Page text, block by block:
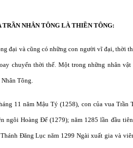
TRẦN NHÂN TÔNG LÀ THIỀN TÔNG:
đại và cũng có những con người vĩ đại, thời
chuyển thời thế. Một trong những nhân
Tông.
11 năm Mậu Tý (1258), con của vua Trần
ngôi Hoàng Đế (1279); năm 1285 lần đầu
Đăng Lục năm 1299 Ngài xuất gia và